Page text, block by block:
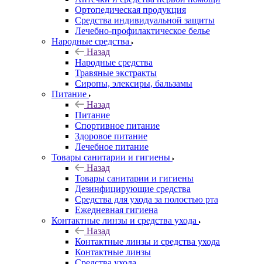
Ортопедическая продукция
Средства индивидуальной защиты
Лечебно-профилактическое белье
Народные средства
Назад
Народные средства
Травяные экстракты
Сиропы, элексиры, бальзамы
Питание
Назад
Питание
Спортивное питание
Здоровое питание
Лечебное питание
Товары санитарии и гигиены
Назад
Товары санитарии и гигиены
Дезинфицирующие средства
Средства для ухода за полостью рта
Ежедневная гигиена
Контактные линзы и средства ухода
Назад
Контактные линзы и средства ухода
Контактные линзы